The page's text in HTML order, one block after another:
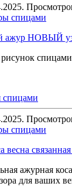
спицами
спицами
спицами
спицами
ажурная
для ваших